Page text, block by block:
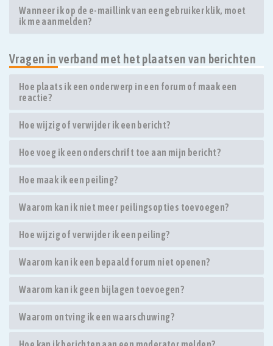
Wanneer ik op de e-maillink van een gebruiker klik, moet
ik me aanmelden?
Vragen in verband met het plaatsen van berichten
Hoe plaats ik een onderwerp in een forum of maak een
reactie?
Hoe wijzig of verwijder ik een bericht?
Hoe voeg ik een onderschrift toe aan mijn bericht?
Hoe maak ik een peiling?
Waarom kan ik niet meer peilingsopties toevoegen?
Hoe wijzig of verwijder ik een peiling?
Waarom kan ik een bepaald forum niet openen?
Waarom kan ik geen bijlagen toevoegen?
Waarom ontving ik een waarschuwing?